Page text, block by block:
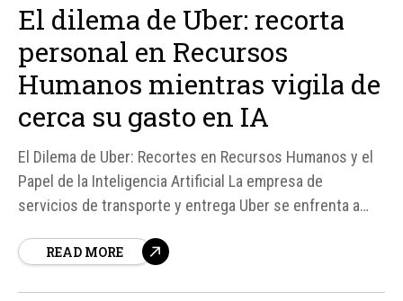
El dilema de Uber: recorta
personal en Recursos
Humanos mientras vigila de
cerca su gasto en IA
El Dilema de Uber: Recortes en Recursos Humanos y el
Papel de la Inteligencia Artificial La empresa de
servicios de transporte y entrega Uber se enfrenta a
plantilla de Recursos Humanos y reclutamiento, lo que
READ MORE